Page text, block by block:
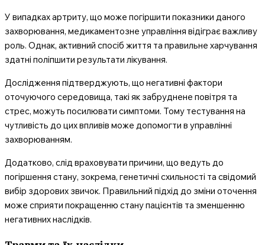
У випадках артриту, що може погіршити показники даного
захворювання, медикаментозне управління відіграє важливу
роль. Однак, активний спосіб життя та правильне харчування
здатні поліпшити результати лікування.
Дослідження підтверджують, що негативні фактори
оточуючого середовища, такі як забруднене повітря та
стрес, можуть посилювати симптоми. Тому тестування на
чутливість до цих впливів може допомогти в управлінні
захворюванням.
Додатково, слід враховувати причини, що ведуть до
погіршення стану, зокрема, генетичні схильності та свідомий
вибір здорових звичок. Правильний підхід до зміни оточення
може сприяти покращенню стану пацієнтів та зменшенню
негативних наслідків.